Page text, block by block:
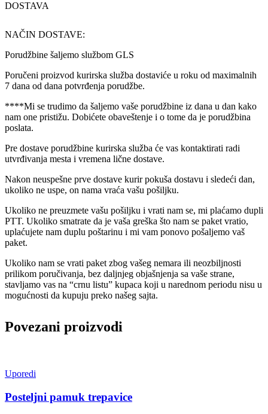
DOSTAVA
NAČIN DOSTAVE:
Porudžbine šaljemo službom GLS
Poručeni proizvod kurirska služba dostaviće u roku od maximalnih
7 dana od dana potvrđenja porudžbe.
****Mi se trudimo da šaljemo vaše porudžbine iz dana u dan kako
nam one pristižu. Dobićete obaveštenje i o tome da je porudžbina
poslata.
Pre dostave porudžbine kurirska služba će vas kontaktirati radi
utvrđivanja mesta i vremena lične dostave.
Nakon neuspešne prve dostave kurir pokuša dostavu i sledeći dan,
ukoliko ne uspe, on nama vraća vašu pošiljku.
Ukoliko ne preuzmete vašu pošiljku i vrati nam se, mi plaćamo dupli
PTT. Ukoliko smatrate da je vaša greška što nam se paket vratio,
uplaćujete nam duplu poštarinu i mi vam ponovo pošaljemo vaš
paket.
Ukoliko nam se vrati paket zbog vašeg nemara ili neozbiljnosti
prilikom poručivanja, bez daljnjeg objašnjenja sa vaše strane,
stavljamo vas na “crnu listu” kupaca koji u narednom periodu nisu u
mogućnosti da kupuju preko našeg sajta.
Povezani proizvodi
Uporedi
Posteljni pamuk trepavice